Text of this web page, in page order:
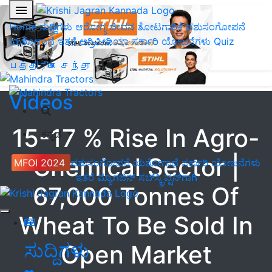
Home ಸುದ್ದಿಗಳು ಆರೋಗ್ಯ ಜೀವನ ತೋಟಗಾರಿಕೆಪಶುಸಂಗೋಪನೆ
ಯಶೋಗಾಥೆ ಇತರೆ ಅಗ್ರಿಪೀಡಿಯಾ ಸರ್ಕಾರಿ ಯೋಜನೆಗಳು Quiz
பத்திரிகை சந்தா
ಕನ್ನಡ
MFOI 2024 ಪಶುಸಂಗೋಪನೆ ಯಶೋಗಾಥೆ ಸರ್ಕಾರಿ ಯೋಜನೆಗಳು
ಇತರೆ ಮ್ಯಾಗಜಿನ್‌ ಸಬ್‌ಸ್ಕ್ರಿಪ್ಷನ್‌ಗಾಗಿ
ಸುದ್ದಿಗಳು
Videos
15-17 % Rise In Agro-
Chemical Sector |
67,000 Tonnes Of
Wheat To Be Sold In
Open Market